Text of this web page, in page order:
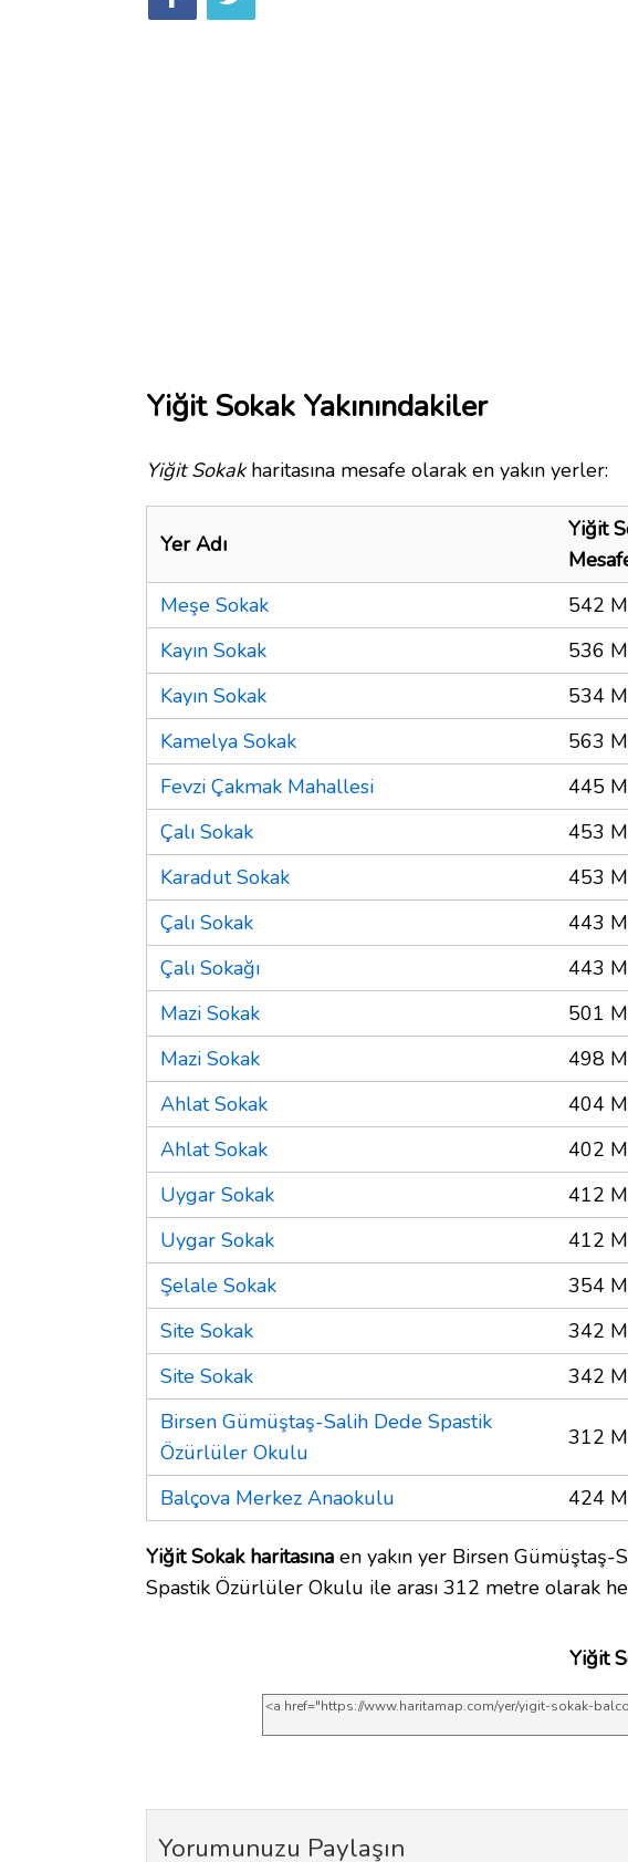
Yiğit Sokak Yakınındakiler
Yiğit Sokakharitasına mesafe olarak en yakın yerler:
Yer Adı
Yiğit
Meşe Sokak
542
Kayın Sokak
536
Kayın Sokak
534
Kamelya Sokak
563
Fevzi Çakmak Mahallesi
445
Çalı Sokak
453
Karadut Sokak
453
Çalı Sokak
443
Çalı Sokağı
443
Mazi Sokak
501
Mazi Sokak
498
Ahlat Sokak
404
Ahlat Sokak
402
Uygar Sokak
412
Uygar Sokak
412
Şelale Sokak
354
Site Sokak
342
Site Sokak
342
Birsen Gümüştaş-Salih Dede Spastik
Özürlüler Okulu
312
Balçova Merkez Anaokulu 424
Yiğit Sokak haritasına en yakın yer Birsen Gümüştaş-
Spastik Özürlüler Okulu ile arası 312 metre olarak
Yiğit
Yorumunuzu Paylaşın